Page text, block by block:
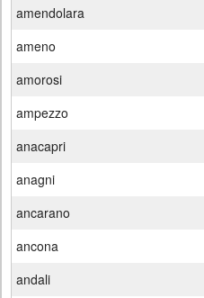
amendolara
ameno
amorosi
ampezzo
anacapri
anagni
ancarano
ancona
andali